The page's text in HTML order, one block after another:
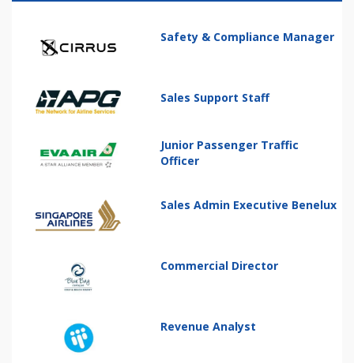
Safety & Compliance Manager
Sales Support Staff
Junior Passenger Traffic
Officer
Sales Admin Executive Benelux
Commercial Director
Revenue Analyst